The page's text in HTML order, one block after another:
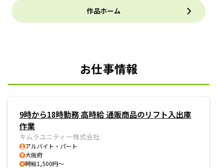
作品ホーム
お仕事情報
9時から18時勤務 高時給 通販商品のリフト入出庫
作業
キムラユニティー株式会社
アルバイト・パート
大阪府
時給1,500円～